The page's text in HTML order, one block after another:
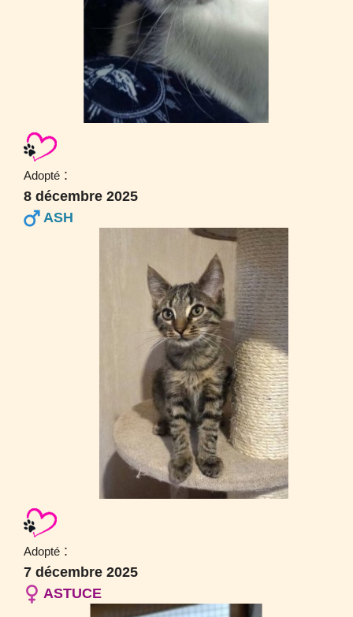
Adopté :
8 décembre 2025
ASH
Adopté :
7 décembre 2025
ASTUCE